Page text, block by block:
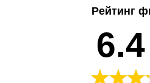
Рейтинг
6.4